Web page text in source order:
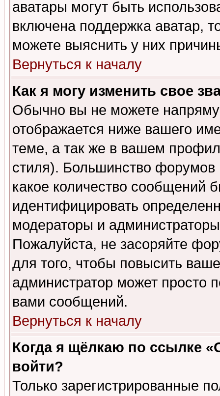
аватары могут быть
включена поддержка аватар,
можете выяснить у них
Вернуться к началу
Как я могу изменить свое
Обычно вы не можете
отображается ниже вашего
теме, а так же в вашем
стиля). Большинство форумов
какое количество сообщений
идентифицировать
модераторы и
Пожалуйста, не засоряйте
для того, чтобы повысить
администратор может просто
вами сообщений.
Вернуться к началу
Когда я щёлкаю по ссылке
войти?
Только зарегистрированные